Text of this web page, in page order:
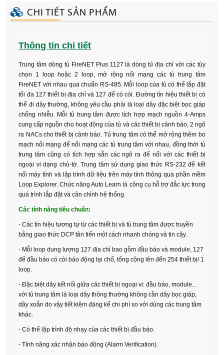
CHI TIẾT SẢN PHẨM
Thông tin chi tiết
Trung tâm dòng tủ FireNET Plus 1127 là dòng tủ địa chỉ với các tùy
chọn 1 loop hoặc 2 loop, mở rộng nối mạng các tủ trung tâm
FireNET với nhau qua chuẩn RS-485. Mỗi loop của tủ có thể lắp đặt
tối đa 127 thiết bị địa chỉ và 127 đế có còi. Đường tín hiệu thiết bị có
thể đi dây thường, không yêu cầu phải là loại dây đặc biệt bọc giáp
chống nhiễu. Mỗi tủ trung tâm được tích hợp mạch nguồn 4-Amps
cung cấp nguồn cho hoạt động của tủ và các thiết bị cảnh báo, 2 ngõ
ra NACs cho thiết bị cảnh báo. Tủ trung tâm có thể mở rộng thêm bo
mạch nối mạng để nối mạng các tủ trung tâm với nhau, đồng thời tủ
trung tâm cũng có tích hợp sẵn các ngõ ra để nối với các thiết bị
ngoại vi dạng chủ-tớ. Trung tâm sử dụng giao thức RS-232 để kết
nối máy tính và lập trình dữ liệu trên máy tính thông qua phần mềm
Loop Explorer. Chức năng Auto Learn là công cụ hỗ trợ đắc lực trong
quá trình lắp đặt và cân chỉnh hệ thống.
Các tính năng tiêu chuẩn:
- Các tín hiệu tương tự từ các thiết bị và tủ trung tâm được truyền
bằng giao thức DCP tân tiến một cách nhanh chóng và tin cậy.
- Mỗi loop dung lượng 127 địa chỉ bao gồm đầu báo và module, 127
đế đầu báo có còi báo động tại chổ, tổng cộng lên đến 254 thiết bị/ 1
loop.
- Đặc biệt dây kết nối giữa các thiết bị ngoại vi: đầu báo, module...
với tủ trung tâm là loại dây thông thường không cần dây bọc giáp,
dây xoắn do vậy tiết kiệm đáng kể chi phí so với dùng các trung tâm
khác.
- Có thể lập trình độ nhạy của các thiết bị đầu báo.
- Tính năng xác nhận báo động (Alarm Verification).